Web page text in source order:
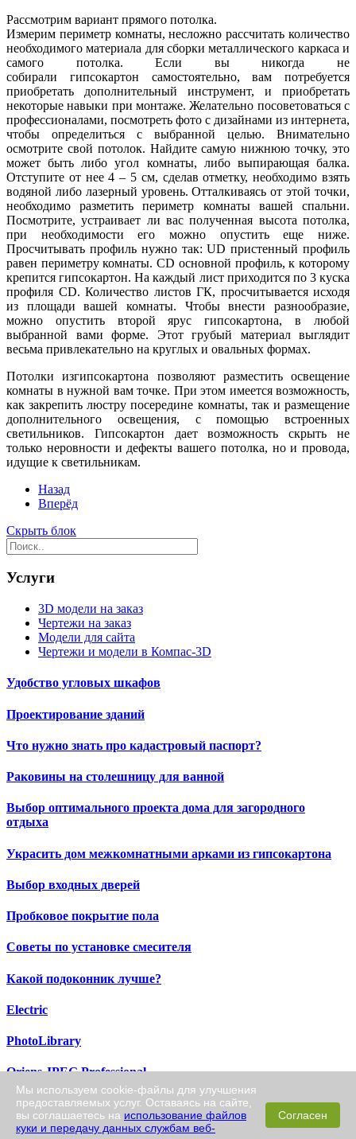
Рассмотрим вариант прямого потолка.
Измерим периметр комнаты, несложно рассчитать количество
необходимого материала для сборки металлического каркаса и
самого потолка. Если вы никогда не
собирали гипсокартон самостоятельно, вам потребуется
приобретать дополнительный инструмент, и приобретать
некоторые навыки при монтаже. Желательно посоветоваться с
профессионалами, посмотреть фото с дизайнами из интернета,
чтобы определиться с выбранной целью. Внимательно
осмотрите свой потолок. Найдите самую нижнюю точку, это
может быть либо угол комнаты, либо выпирающая балка.
Отступите от нее 4 – 5 см, сделав отметку, необходимо взять
водяной либо лазерный уровень. Отталкиваясь от этой точки,
необходимо разметить периметр комнаты вашей спальни.
Посмотрите, устраивает ли вас полученная высота потолка,
при необходимости его можно опустить еще ниже.
Просчитывать профиль нужно так: UD пристенный профиль
равен периметру комнаты. CD основной профиль, к которому
крепится гипсокартон. На каждый лист приходится по 3 куска
профиля CD. Количество листов ГК, просчитывается исходя
из площади вашей комнаты. Чтобы внести разнообразие,
можно опустить второй ярус гипсокартона, в любой
выбранной вами форме. Этот грубый материал выглядит
весьма привлекательно на круглых и овальных формах.
Потолки изгипсокартона позволяют разместить освещение
комнаты в нужной вам точке. При этом имеется возможность,
как закрепить люстру посередине комнаты, так и размещение
дополнительного освещения, с помощью встроенных
светильников. Гипсокартон дает возможность скрыть не
только неровности и дефекты вашего потолка, но и провода,
идущие к светильникам.
Назад
Вперёд
Скрыть блок
Услуги
3D модели на заказ
Чертежи на заказ
Модели для сайта
Чертежи и модели в Компас-3D
Удобство угловых шкафов
Проектирование зданий
Что нужно знать про кадастровый паспорт?
Раковины на столешницу для ванной
Выбор оптимального проекта дома для загородного
отдыха
Украсить дом межкомнатными арками из гипсокартона
Выбор входных дверей
Пробковое покрытие пола
Советы по установке смесителя
Какой подоконник лучше?
Electric
PhotoLibrary
Oriens JPEG Professional
Screen Capture Pro
Retouch Pilot
Мы используем cookie-файлы для улучшения
предоставляемых услуг. Оставаясь на сайте,
вы соглашаетесь на использование файлов
куки и передачу данных службам веб-
Согласен